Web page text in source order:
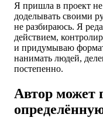
Я пришла в проект
доделывать своими
не разбираюсь. Я
действием,
и придумываю
нанимать людей,
постепенно.
Автор может